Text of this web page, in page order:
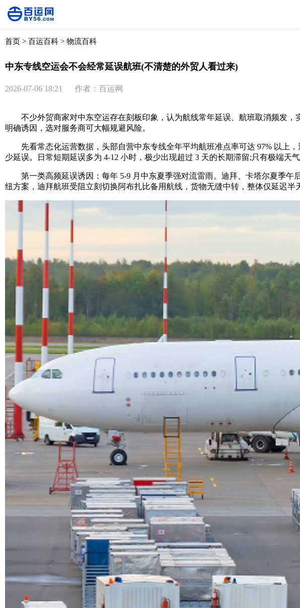
首页 > 百运百科 > 物流百科
中东专线空运会不会经常延误航班(不清楚的外贸人看过来)
2026-07-06 18:21 作者：百运网
不少外贸商家对中东空运存在刻板印象，认为航线常年延误、航班取消频发，
明确诱因，选对服务商可大幅规避风险。
先看常态化运营数据，头部自营中东专线全年平均航班准点率可达 97% 以上，
少延误。日常短期延误多为 4-12 小时，极少出现超过 3 天的长期滞留;只有极端天
第一类高频延误诱因：每年 5-9 月中东夏季强对流雷雨。迪拜、卡塔尔夏季午
纽方案，迪拜航班受阻立刻切换阿布扎比备用航线，货物无缝中转，整体仅延迟半